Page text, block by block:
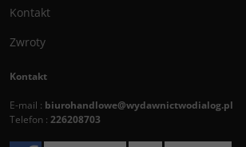
Kontakt
Zwroty
Kontakt
E-mail : biurohandlowe@wydawnictwodialog.pl
Telefon : 226208703